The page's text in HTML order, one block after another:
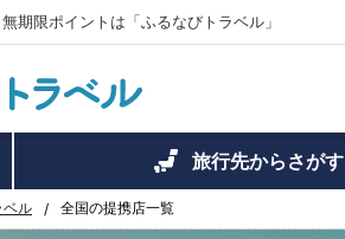
限ポイントは「ふるなびトラベル」
旅行先からさがす
ベル 全国の提携店一覧